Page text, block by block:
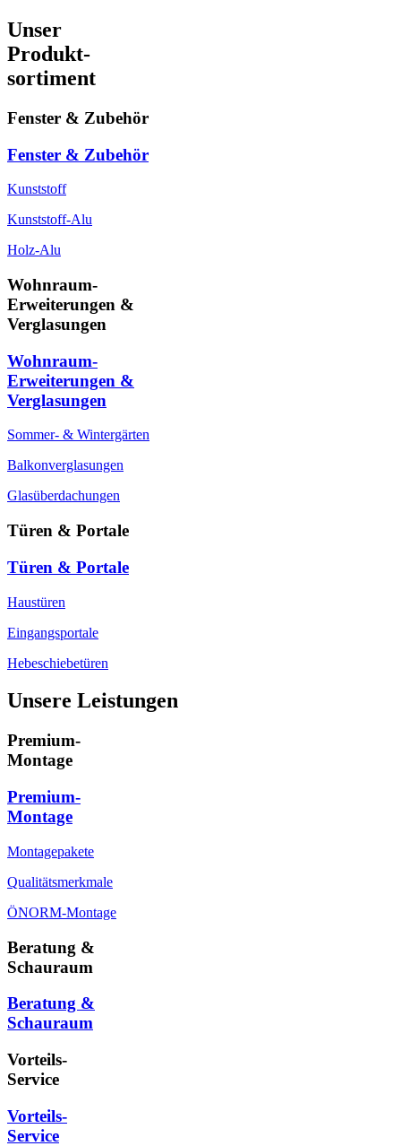
Unser
Produkt-
sortiment
Fenster & Zubehör
Fenster & Zubehör
Kunststoff
Kunststoff-Alu
Holz-Alu
Wohnraum-
Erweiterungen &
Verglasungen
Wohnraum-
Erweiterungen &
Verglasungen
Sommer- & Wintergärten
Balkonverglasungen
Glasüberdachungen
Türen & Portale
Türen & Portale
Haustüren
Eingangsportale
Hebeschiebetüren
Unsere Leistungen
Premium-
Montage
Premium-
Montage
Montagepakete
Qualitätsmerkmale
ÖNORM-Montage
Beratung &
Schauraum
Beratung &
Schauraum
Vorteils-
Service
Vorteils-
Service